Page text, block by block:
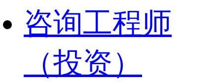
咨询工程师
（投资）